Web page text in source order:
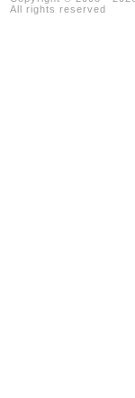
All rights reserved